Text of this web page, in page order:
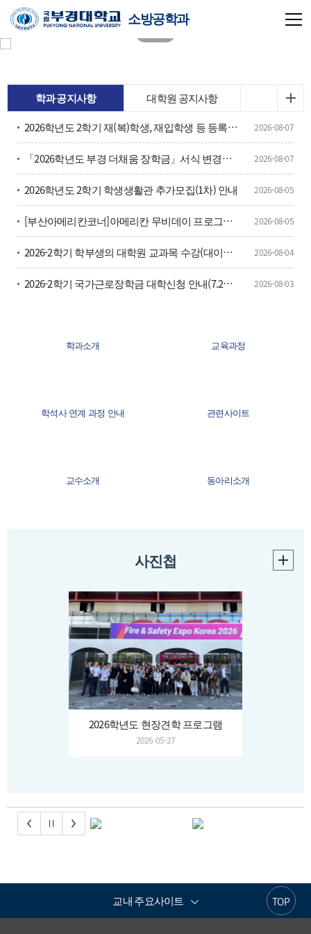
소방공학과
학과 공지사항
대학원 공지사항
2026학년도 2학기 재(복)학생, 재입학생 등 등록금 납부 안내
2026-08-07
「2026학년도 부경 더채움 장학금」서식 변경사항 안내 및 홍보 2026-08-07
2026학년도 2학기 학생생활관 추가모집(1차) 안내 2026-08-05
[부산아메리칸코너]아메리칸 무비데이 프로그램 홍보 2026-08-05
2026-2학기 학부생의 대학원 교과목 수강(대이과목) 안내 2026-08-04
2026-2학기 국가근로장학금 대학신청 안내(7.27.~8.7.) 2026-08-03
학과소개 교육과정
학석사 연계 과정 안내 관련사이트
교수소개 동아리소개
사진첩
2026학년도 현장견학 프로그램
2026-05-27
TOP
교내 주요사이트